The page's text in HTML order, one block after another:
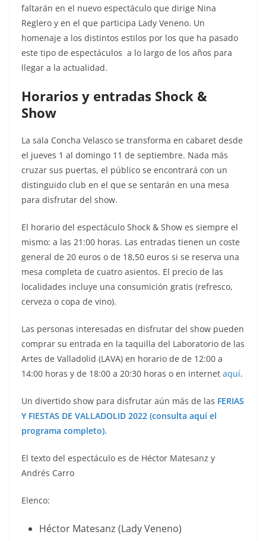
faltarán en el nuevo espectáculo que dirige Nina
Reglero y en el que participa Lady Veneno. Un
homenaje a los distintos estilos por los que ha pasado
este tipo de espectáculos a lo largo de los años para
llegar a la actualidad.
Horarios y entradas Shock &
Show
La sala Concha Velasco se transforma en cabaret desde
el jueves 1 al domingo 11 de septiembre. Nada más
cruzar sus puertas, el público se encontrará con un
distinguido club en el que se sentarán en una mesa
para disfrutar del show.
El horario del espectáculo Shock & Show es siempre el
mismo: a las 21:00 horas. Las entradas tienen un coste
general de 20 euros o de 18,50 euros si se reserva una
mesa completa de cuatro asientos. El precio de las
localidades incluye una consumición gratis (refresco,
cerveza o copa de vino).
Las personas interesadas en disfrutar del show pueden
comprar su entrada en la taquilla del Laboratorio de las
Artes de Valladolid (LAVA) en horario de de 12:00 a
14:00 horas y de 18:00 a 20:30 horas o en internet aquí.
Un divertido show para disfrutar aún más de las FERIAS
Y FIESTAS DE VALLADOLID 2022 (consulta aquí el
programa completo).
El texto del espectáculo es de Héctor Matesanz y
Andrés Carro
Elenco:
Héctor Matesanz (Lady Veneno)